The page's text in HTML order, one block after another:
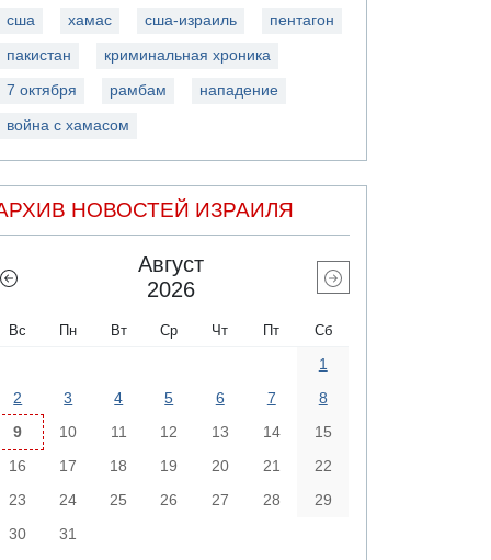
сша хамас сша-израиль пентагон
пакистан криминальная хроника
7 октября рамбам нападение
война с хамасом
НОВОСТЕЙ ИЗРАИЛЯ
Август
2026
Вс Пн Вт Ср Чт Пт Сб
1
2
3 4 5 6 7
8
9
10 11 12 13 14
15
16
17 18 19 20 21
22
23
24 25 26 27 28
29
30
31